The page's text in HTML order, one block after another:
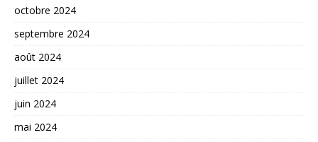
octobre 2024
septembre 2024
août 2024
juillet 2024
juin 2024
mai 2024